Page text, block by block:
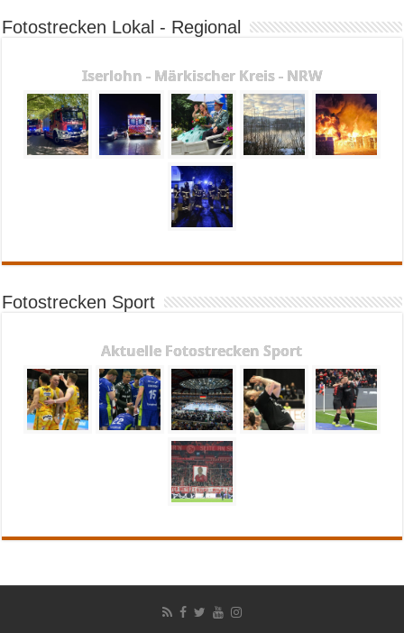
Fotostrecken Lokal - Regional
Iserlohn - Märkischer Kreis - NRW
Fotostrecken Sport
Aktuelle Fotostrecken Sport